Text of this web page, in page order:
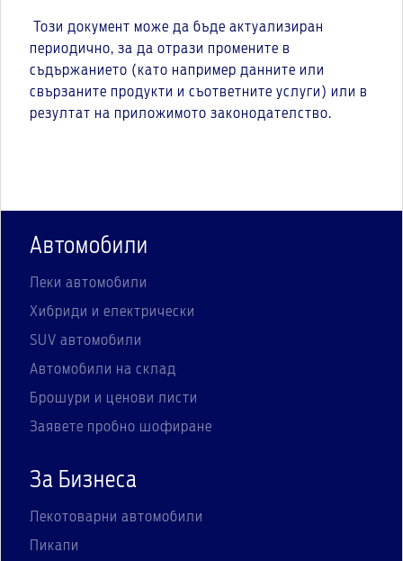
Този документ може да бъде актуализиран
периодично, за да отрази промените в
съдържанието (като например данните или
свързаните продукти и съответните услуги) или в
резултат на приложимото законодателство.
Автомобили
Леки автомобили
Хибриди и електрически
SUV автомобили
Автомобили на склад
Брошури и ценови листи
Заявете пробно шофиране
За Бизнеса
Лекотоварни автомобили
Пикапи